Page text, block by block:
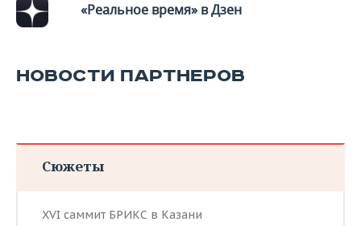
«Реальное время» в Дзен
НОВОСТИ ПАРТНЕРОВ
Сюжеты
XVI саммит БРИКС в Казани